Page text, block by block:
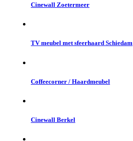
Cinewall Zoetermeer
TV meubel met sfeerhaard Schiedam
Coffeecorner / Haardmeubel
Cinewall Berkel